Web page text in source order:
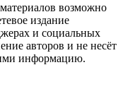
возможно
издание
и социальных
авторов и не несёт
ими информацию.